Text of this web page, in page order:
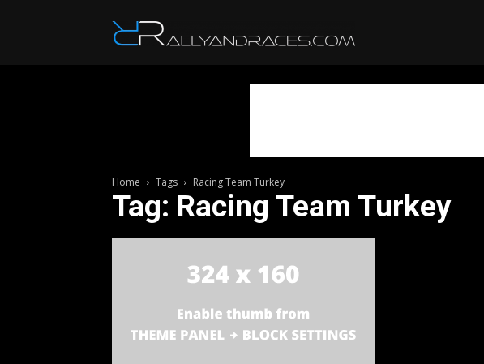
Home Tags Racing Team Turkey
Tag: Racing Team Turkey